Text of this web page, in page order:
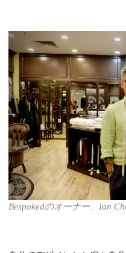
Bespokedのオーナー、Ian